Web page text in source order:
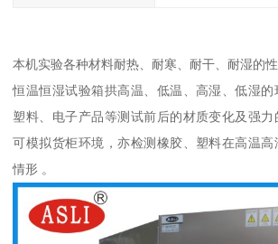
本机实验各种材料耐热、耐寒、耐干、耐湿的性
恒温恒湿试验箱拱高温、低温、高湿、低湿的
塑料、电子产品等测试前后的材质变化及强
可模拟货柜环境，亦检测橡胶、塑料在高温
情形 。